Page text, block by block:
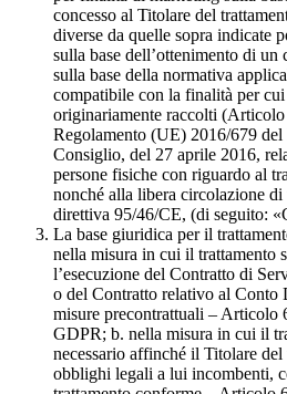
concesso al Titolare del
diverse da quelle sopra indicate
sulla base dell’ottenimento di
sulla base della normativa
compatibile con la finalità per
originariamente raccolti
Regolamento (UE) 2016/679 del
Consiglio, del 27 aprile 2016,
persone fisiche con riguardo al
nonché alla libera circolazione di
direttiva 95/46/CE, (di seguito:
La base giuridica per il
nella misura in cui il trattamento
l’esecuzione del Contratto di
o del Contratto relativo al Conto
misure precontrattuali – Articolo
GDPR; b. nella misura in cui il
necessario affinché il Titolare
obblighi legali a lui incombenti,